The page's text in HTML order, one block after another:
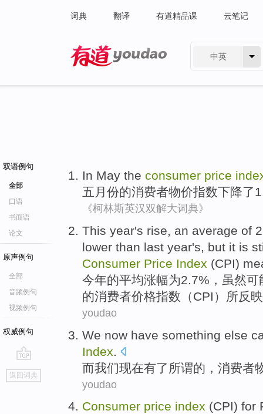
词典 翻译 有道精品课 云笔记
中英
双语例句
全部
口语
书面语
论文
原声例句
全部
音频例句
视频例句
权威例句
go
top
返回词典
In May the consumer price
五月份的消费者物价指数下降了
《柯林斯英汉双解大词典》
This year's rise, an average of
lower than last year's, but it is
Consumer Price Index (CPI)
今年的平均涨幅为2.7%，虽然可
的消费者价格指数 （CPI ） 所反映
youdao
We now have something else
Index
而我们现在有了 所谓的， 消费者
youdao
Consumer price index (CPI) for